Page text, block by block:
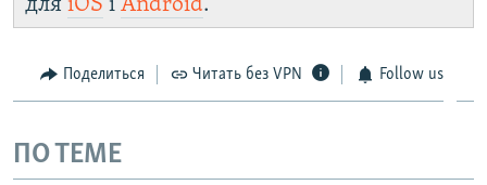
Поделиться Читать без VPN Follow us
ПО ТЕМЕ